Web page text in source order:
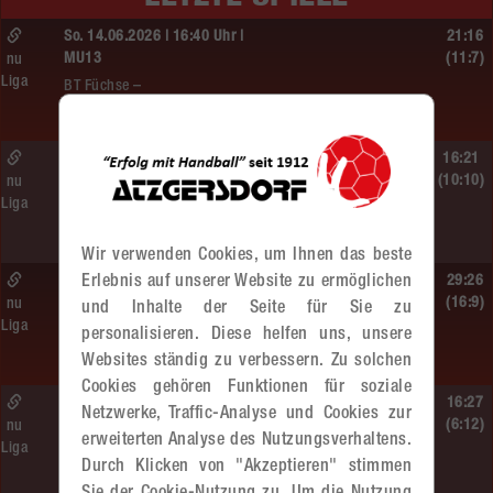
So. 14.06.2026 | 16:40 Uhr |
MU13
BT Füchse –
nu
Liga
21:16
(11:7)
So. 14.06.2026 | 14:30 Uhr |
ÖMS WU12 Finale
nu
Liga
16:21
(10:10)
So. 14.06.2026 | 13:20 Uhr |
MU13
Sportunion DIE FALKEN St. Pölten –
MADx WAT Atzgersdorf
nu
Liga
29:26
(16:9)
So. 14.06.2026 | 11:20 Uhr |
roomz JAGS Devils
nu
Liga
16:27
(6:12)
Wir verwenden Cookies, um Ihnen das beste
Erlebnis auf unserer Website zu ermöglichen
und Inhalte der Seite für Sie zu
personalisieren. Diese helfen uns, unsere
Websites ständig zu verbessern. Zu solchen
Cookies gehören Funktionen für soziale
Netzwerke, Traffic-Analyse und Cookies zur
erweiterten Analyse des Nutzungsverhaltens.
Durch Klicken von "Akzeptieren" stimmen